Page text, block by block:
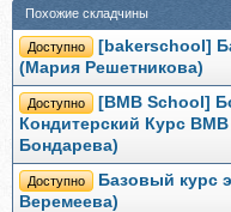
Похожие складчины
Доступно
[bakerschool]
(Мария Решетникова)
Доступно
[BMB School]
Кондитерский Курс
Бондарева)
Доступно
Базовый курс
Веремеева)